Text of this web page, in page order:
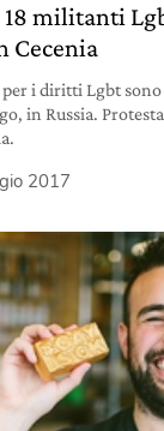
militanti
Cecenia
i diritti Lgbt
in Russia.
2017